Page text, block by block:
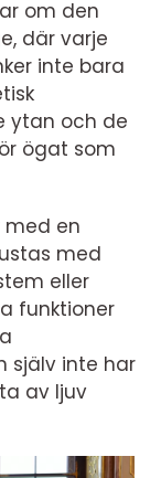
om den
där varje
inte bara
ytan och de
ögat som
med en
med
eller
funktioner
själv inte har
av ljuv